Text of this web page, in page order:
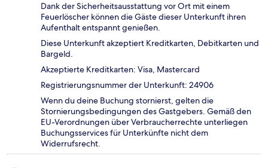
Dank der Sicherheitsausstattung vor Ort mit einem
Feuerlöscher können die Gäste dieser Unterkunft ihren
Aufenthalt entspannt genießen.
Diese Unterkunft akzeptiert Kreditkarten, Debitkarten und
Bargeld.
Akzeptierte Kreditkarten: Visa, Mastercard
Registrierungsnummer der Unterkunft: 24906
Wenn du deine Buchung stornierst, gelten die
Stornierungsbedingungen des Gastgebers. Gemäß den
EU-Verordnungen über Verbraucherrechte unterliegen
Buchungsservices für Unterkünfte nicht dem
Widerrufsrecht.